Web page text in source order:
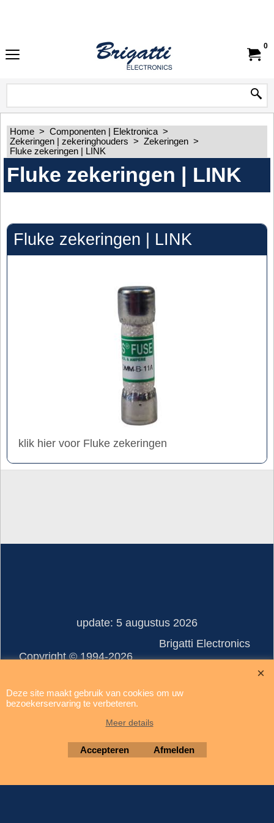
0
Home > Componenten | Elektronica >
Zekeringen | zekeringhouders > Zekeringen >
Fluke zekeringen | LINK
Fluke zekeringen | LINK
Fluke zekeringen | LINK
klik hier voor Fluke zekeringen
update: 5 augustus 2026
Brigatti Electronics
Copyright © 1994-2026
Webwinkel gemaakt met ShopFactory webwinkel software.
Deze site maakt gebruik van cookies om uw
bezoekerservaring te verbeteren.
Meer details
Accepteren Afmelden